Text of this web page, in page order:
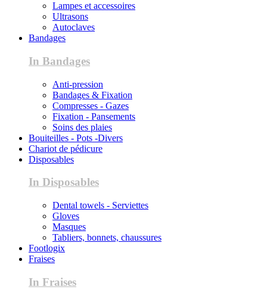
Lampes et accessoires
Ultrasons
Autoclaves
Bandages
In Bandages
Anti-pression
Bandages & Fixation
Compresses - Gazes
Fixation - Pansements
Soins des plaies
Bouiteilles - Pots -Divers
Chariot de pédicure
Disposables
In Disposables
Dental towels - Serviettes
Gloves
Masques
Tabliers, bonnets, chaussures
Footlogix
Fraises
In Fraises